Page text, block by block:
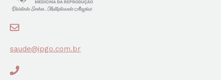
saude@ipgo.com.br